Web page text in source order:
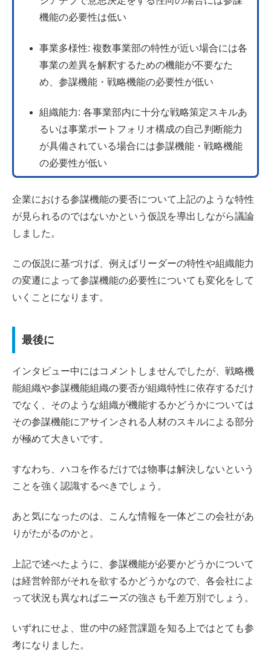
機能の必要性は低い
事業多様性: 複数事業部の特性が近い場合には各
事業の差異を解釈するための機能が不要なた
め、参謀機能・戦略機能の必要性が低い
組織能力: 各事業部内に十分な戦略策定スキルあ
るいは事業ポートフォリオ構成の自己判断能力
が具備されている場合には参謀機能・戦略機能
の必要性が低い
企業における参謀機能の要否について上記のような特性
が見られるのではないかという仮説を導出しながら議論
しました。
この仮説に基づけば、例えばリーダーの特性や組織能力
の変遷によって参謀機能の必要性についても変化をして
いくことになります。
最後に
インタビュー中にはコメントしませんでしたが、戦略機
能組織や参謀機能組織の要否が組織特性に依存するだけ
でなく、そのような組織が機能するかどうかについては
その参謀機能にアサインされる人材のスキルによる部分
が極めて大きいです。
すなわち、ハコを作るだけでは物事は解決しないという
ことを強く認識するべきでしょう。
あと気になったのは、こんな情報を一体どこの会社があ
りがたがるのかと。
上記で述べたように、参謀機能が必要かどうかについて
は経営幹部がそれを欲するかどうかなので、各会社によ
って状況も異なればニーズの強さも千差万別でしょう。
いずれにせよ、世の中の経営課題を知る上ではとても参
考になりました。